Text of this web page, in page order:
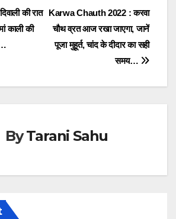
Karwa Chauth 2022 : करवा
चौथ व्रत आज रखा जाएगा, जानें
पूजा मुहूर्त, चांद के दीदार का सही
समय…
की रात
काली की
…
ByTarani Sahu